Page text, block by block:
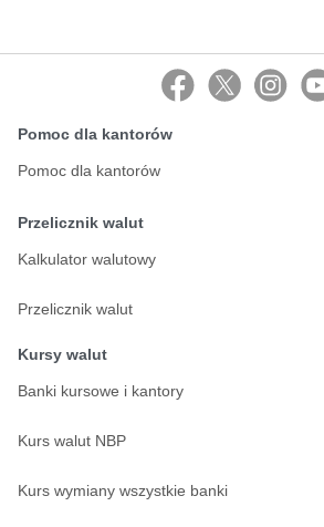
Pomoc dla kantorów
Pomoc dla kantorów
Przelicznik walut
Kalkulator walutowy
Przelicznik walut
Kursy walut
Banki kursowe i kantory
Kurs walut NBP
Kurs wymiany wszystkie banki